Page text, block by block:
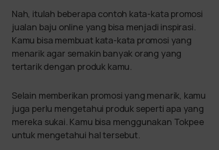
Nah, itulah beberapa contoh kata-kata promosi
jualan baju online yang bisa menjadi inspirasi.
Kamu bisa membuat kata-kata promosi yang
menarik agar semakin banyak orang yang
tertarik dengan produk kamu.
Selain memberikan promosi yang menarik, kamu
juga perlu mengetahui produk seperti apa yang
mereka sukai. Kamu bisa menggunakan Tokpee
untuk mengetahui hal tersebut.